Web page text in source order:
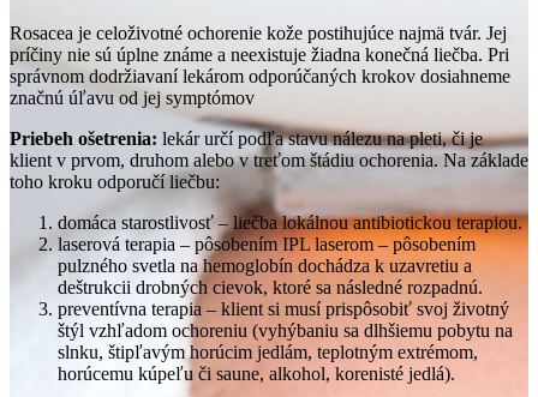
Rosacea je celoživotné ochorenie kože postihujúce najmä tvár. Jej
príčiny nie sú úplne známe a neexistuje žiadna konečná liečba. Pri
správnom dodržiavaní lekárom odporúčaných krokov dosiahneme
značnú úľavu od jej symptómov
Priebeh ošetrenia: lekár určí podľa stavu nálezu na pleti, či je
klient v prvom, druhom alebo v treťom štádiu ochorenia. Na základe
toho kroku odporučí liečbu:
domáca starostlivosť – liečba lokálnou antibiotickou terapiou.
laserová terapia – pôsobením IPL laserom – pôsobením
pulzného svetla na hemoglobín dochádza k uzavretiu a
deštrukcii drobných cievok, ktoré sa následné rozpadnú.
preventívna terapia – klient si musí prispôsobiť svoj životný
štýl vzhľadom ochoreniu (vyhýbaniu sa dlhšiemu pobytu na
slnku, štipľavým horúcim jedlám, teplotným extrémom,
horúcemu kúpeľu či saune, alkohol, korenisté jedlá).